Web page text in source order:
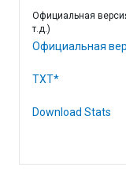
Официальная
т.д.)
Официальная
TXT*
Download Stats